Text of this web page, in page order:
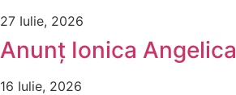
27 Iulie, 2026
Anunț Ionica Angelica
16 Iulie, 2026